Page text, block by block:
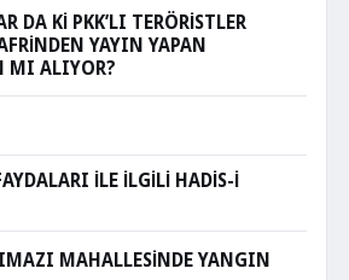
DA Kİ PKK’LI TERÖRİSTLER
YAYIN YAPAN
MI ALIYOR?
İLE İLGİLİ HADİS-İ
MAHALLESİNDE YANGIN